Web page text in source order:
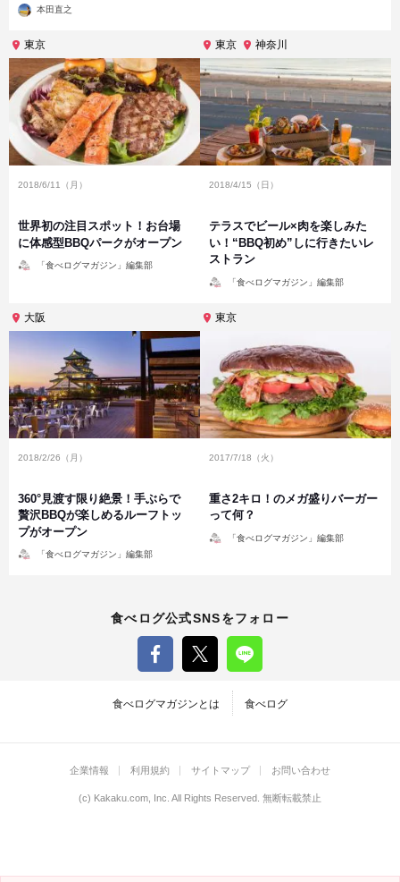
投
稿
本田直之
東京
2018/6/11（月）
世界初の注目スポット！お台場
に体感型BBQパークがオープン
「食べログマガジン」編集部
東京 神奈川
2018/4/15（日）
テラスでビール×肉を楽しみた
い！“BBQ初め”しに行きたいレ
ストラン
「食べログマガジン」編集部
大阪
2018/2/26（月）
360°見渡す限り絶景！手ぶらで
贅沢BBQが楽しめるルーフトッ
プがオープン
「食べログマガジン」編集部
東京
2017/7/18（火）
重さ2キロ！のメガ盛りバーガー
って何？
「食べログマガジン」編集部
食べログ公式SNSをフォロー
食べログマガジンとは 食べログ
企業情報 利用規約 サイトマップ お問い合わせ
(c) Kakaku.com, Inc. All Rights Reserved. 無断転載禁止